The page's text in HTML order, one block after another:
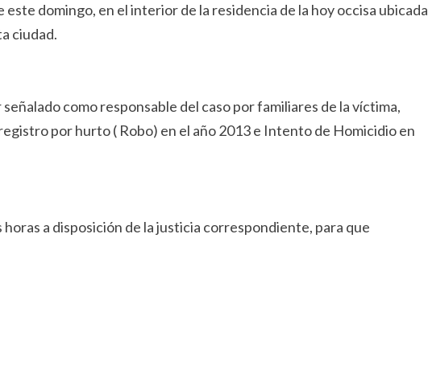
domingo, en el interior de la residencia de la hoy occisa ubicada
ciudad.
como responsable del caso por familiares de la víctima,
por hurto ( Robo) en el año 2013 e Intento de Homicidio en
a disposición de la justicia correspondiente, para que